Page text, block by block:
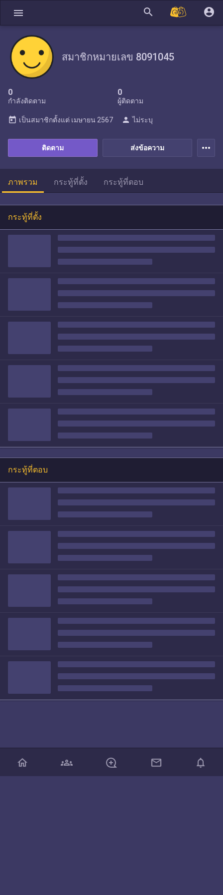
menu search account_circle
สมาชิกหมายเลข 8091045
0
กำลังติดตาม
0
ผู้ติดตาม
ส่งข้อความ
ติดตาม
today เป็นสมาชิกตั้งแต่ เมษายน 2567 person ไม่ระบุ
more_horiz
ภาพรวม กระทู้ที่ตั้ง กระทู้ที่ตอบ
กระทู้ที่ตั้ง
กระทู้ที่ตอบ